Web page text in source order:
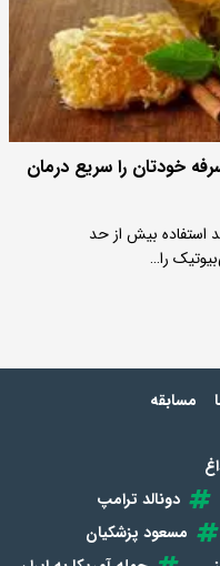
خودتان را سریع درمان
استفاده بیش از حد
را…
مسابقه
دونالد ترامپ
مسعود پزشکیان